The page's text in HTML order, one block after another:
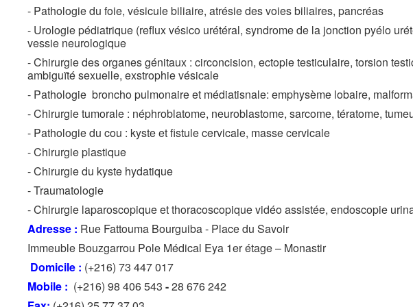
- Pathologie du foie, vésicule biliaire, atrésie des voies biliaires, pancréas
- Urologie pédiatrique (reflux vésico urétéral, syndrome de la jonction pyélo
vessie neurologique
- Chirurgie des organes génitaux : circoncision, ectopie testiculaire, torsion
ambiguïté sexuelle, exstrophie vésicale
- Pathologie broncho pulmonaire et médiatisnale: emphysème lobaire,
- Chirurgie tumorale : néphroblatome, neuroblastome, sarcome, tératome,
- Pathologie du cou : kyste et fistule cervicale, masse cervicale
- Chirurgie plastique
- Chirurgie du kyste hydatique
- Traumatologie
- Chirurgie laparoscopique et thoracoscopique vidéo assistée, endoscopie
Adresse : Rue Fattouma Bourguiba - Place du Savoir
Immeuble Bouzgarrou Pole Médical Eya 1er étage – Monastir
Domicile : (+216) 73 447 017
Mobile : (+216) 98 406 543 -28 676 242